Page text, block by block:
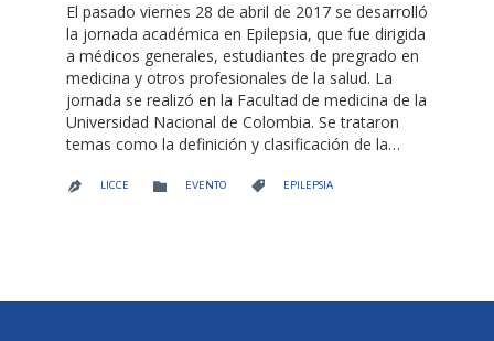
El pasado viernes 28 de abril de 2017 se desarrolló
la jornada académica en Epilepsia, que fue dirigida
a médicos generales, estudiantes de pregrado en
medicina y otros profesionales de la salud. La
jornada se realizó en la Facultad de medicina de la
Universidad Nacional de Colombia. Se trataron
temas como la definición y clasificación de la…
 LICCE  CATEGORY
EVENTO  CATEGORY
EPILEPSIA